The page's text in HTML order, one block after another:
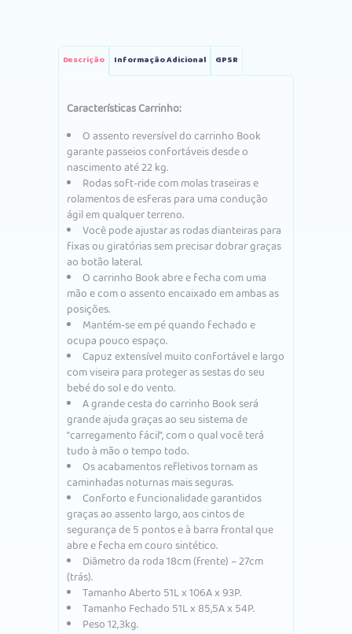
Descrição Informação Adicional GPSR
CaracterísticasCarrinho:
O assento reversível do carrinho Book
garante passeios confortáveis ​​desde o
nascimento até 22 kg.
Rodas soft-ride com molas traseiras e
rolamentos de esferas para uma condução
ágil em qualquer terreno.
Você pode ajustar as rodas dianteiras para
fixas ou giratórias sem precisar dobrar graças
ao botão lateral.
O carrinho Book abre e fecha com uma
mão e com o assento encaixado em ambas as
posições.
Mantém-se em pé quando fechado e
ocupa pouco espaço.
Capuz extensível muito confortável e largo
com viseira para proteger as sestas do seu
bebé do sol e do vento.
A grande cesta do carrinho Book será
grande ajuda graças ao seu sistema de
“carregamento fácil”, com o qual você terá
tudo à mão o tempo todo.
Os acabamentos refletivos tornam as
caminhadas noturnas mais seguras.
Conforto e funcionalidade garantidos
graças ao assento largo, aos cintos de
segurança de 5 pontos e à barra frontal que
abre e fecha em couro sintético.
Diâmetro da roda 18cm (frente) – 27cm
(trás).
Tamanho Aberto 51L x 106A x 93P.
Tamanho Fechado 51L x 85,5A x 54P.
Peso 12,3kg.